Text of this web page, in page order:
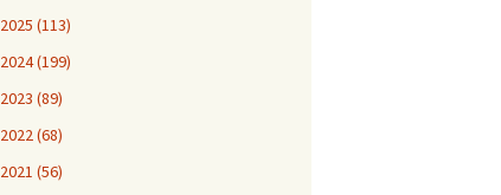
2025 (113)
2024 (199)
2023 (89)
2022 (68)
2021 (56)